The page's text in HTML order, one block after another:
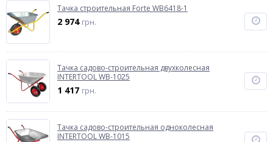
Тачка строительная Forte WB6418-1
2 974 грн.
Тачка садово-строительная двухколесная
INTERTOOL WB-1025
1 417 грн.
Тачка садово-строительная одноколесная
INTERTOOL WB-1015